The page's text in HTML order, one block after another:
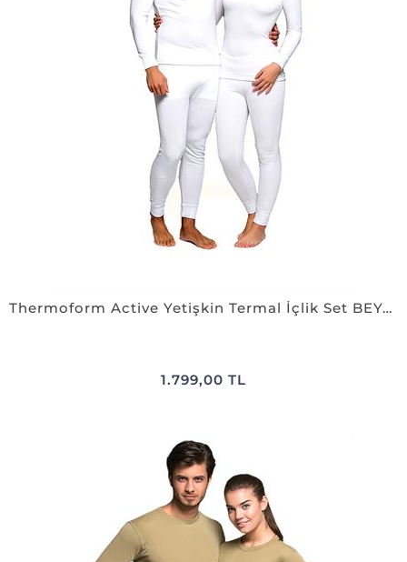
Thermoform Active Yetişkin Termal İçlik Set BEYAZ
1.799,00 TL